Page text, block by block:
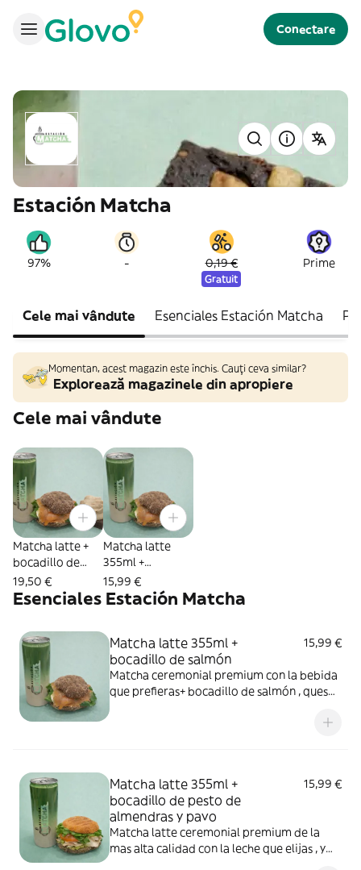
Conectare
Estación Matcha
97% - 0,19 €
Gratuit
Prime
Cele mai vândute Esenciales Estación Matcha
Momentan, acest magazin este închis. Cauți ceva similar?
Explorează magazinele din apropiere
Cele mai vândute
Matcha latte +
bocadillo de
salmón + red
velvet
19,50 €
Matcha latte
355ml +
bocadillo de
salmón
15,99 €
Esenciales Estación Matcha
Matcha latte 355ml +
bocadillo de salmón
15,99 €
Matcha ceremonial premium con la bebida
que prefieras+ bocadillo de salmón , queso
nueces y arándanos . Sin gluten . Opción sin
Matcha latte 355ml +
bocadillo de pesto de
almendras y pavo
15,99 €
Matcha latte ceremonial premium de la
mas alta calidad con la leche que elijas , y